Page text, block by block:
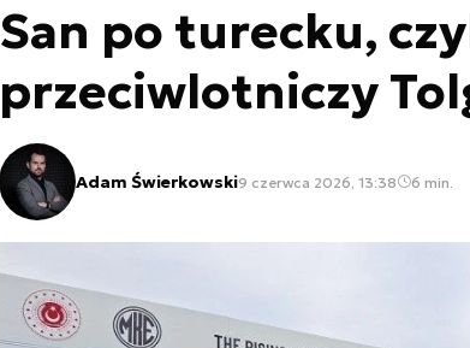
San po turecku,
przeciwlotniczy
Adam Świerkowski9 czerwca 2026, 13:38 6 min.